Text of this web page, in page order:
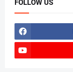
FOLLOW US